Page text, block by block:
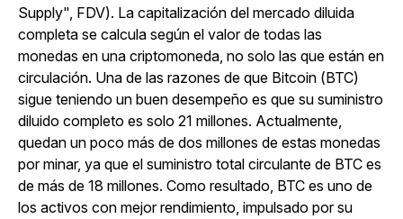
Supply", FDV). La capitalización del mercado diluida
completa se calcula según el valor de todas las
monedas en una criptomoneda, no solo las que están en
circulación. Una de las razones de que Bitcoin (BTC)
sigue teniendo un buen desempeño es que su suministro
diluido completo es solo 21 millones. Actualmente,
quedan un poco más de dos millones de estas monedas
por minar, ya que el suministro total circulante de BTC es
de más de 18 millones. Como resultado, BTC es uno de
los activos con mejor rendimiento, impulsado por su